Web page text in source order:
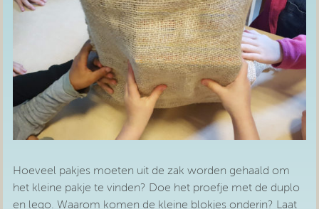
Hoeveel pakjes moeten uit de zak worden gehaald om
het kleine pakje te vinden? Doe het proefje met de duplo
en lego. Waarom komen de kleine blokjes onderin? Laat